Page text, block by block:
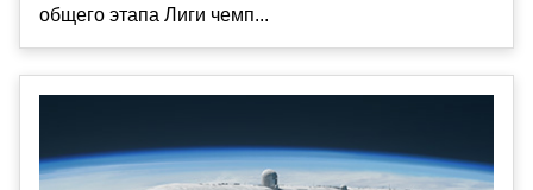
общего этапа Лиги чемп...